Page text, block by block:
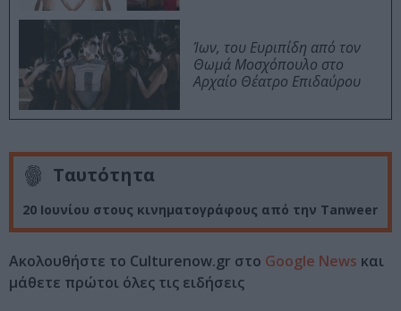
Ίων, του Ευριπίδη από τον
Θωμά Μοσχόπουλο στο
Αρχαίο Θέατρο Επιδαύρου
Ταυτότητα
20 Ιουνίου στους κινηματογράφους από την Tanweer
Ακολουθήστε το Culturenow.gr στο Google News και
μάθετε πρώτοι όλες τις ειδήσεις